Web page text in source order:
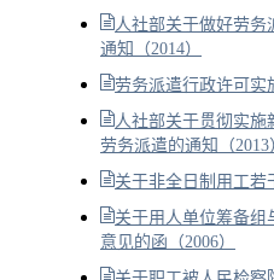
人社部关于做好劳务
通知（2014）
劳务派遣行政许可实
人社部关于贯彻实施
劳务派遣的通知（2013
关于非全日制用工若
关于用人单位筹备组
意见的函（2006）